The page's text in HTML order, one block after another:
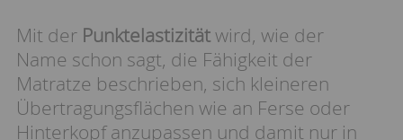
Mit der Punktelastizitätwird, wie der
Name schon sagt, die Fähigkeit der
Matratze beschrieben, sich kleineren
Übertragungsflächen wie an Ferse oder
Hinterkopf anzupassen und damit nur in